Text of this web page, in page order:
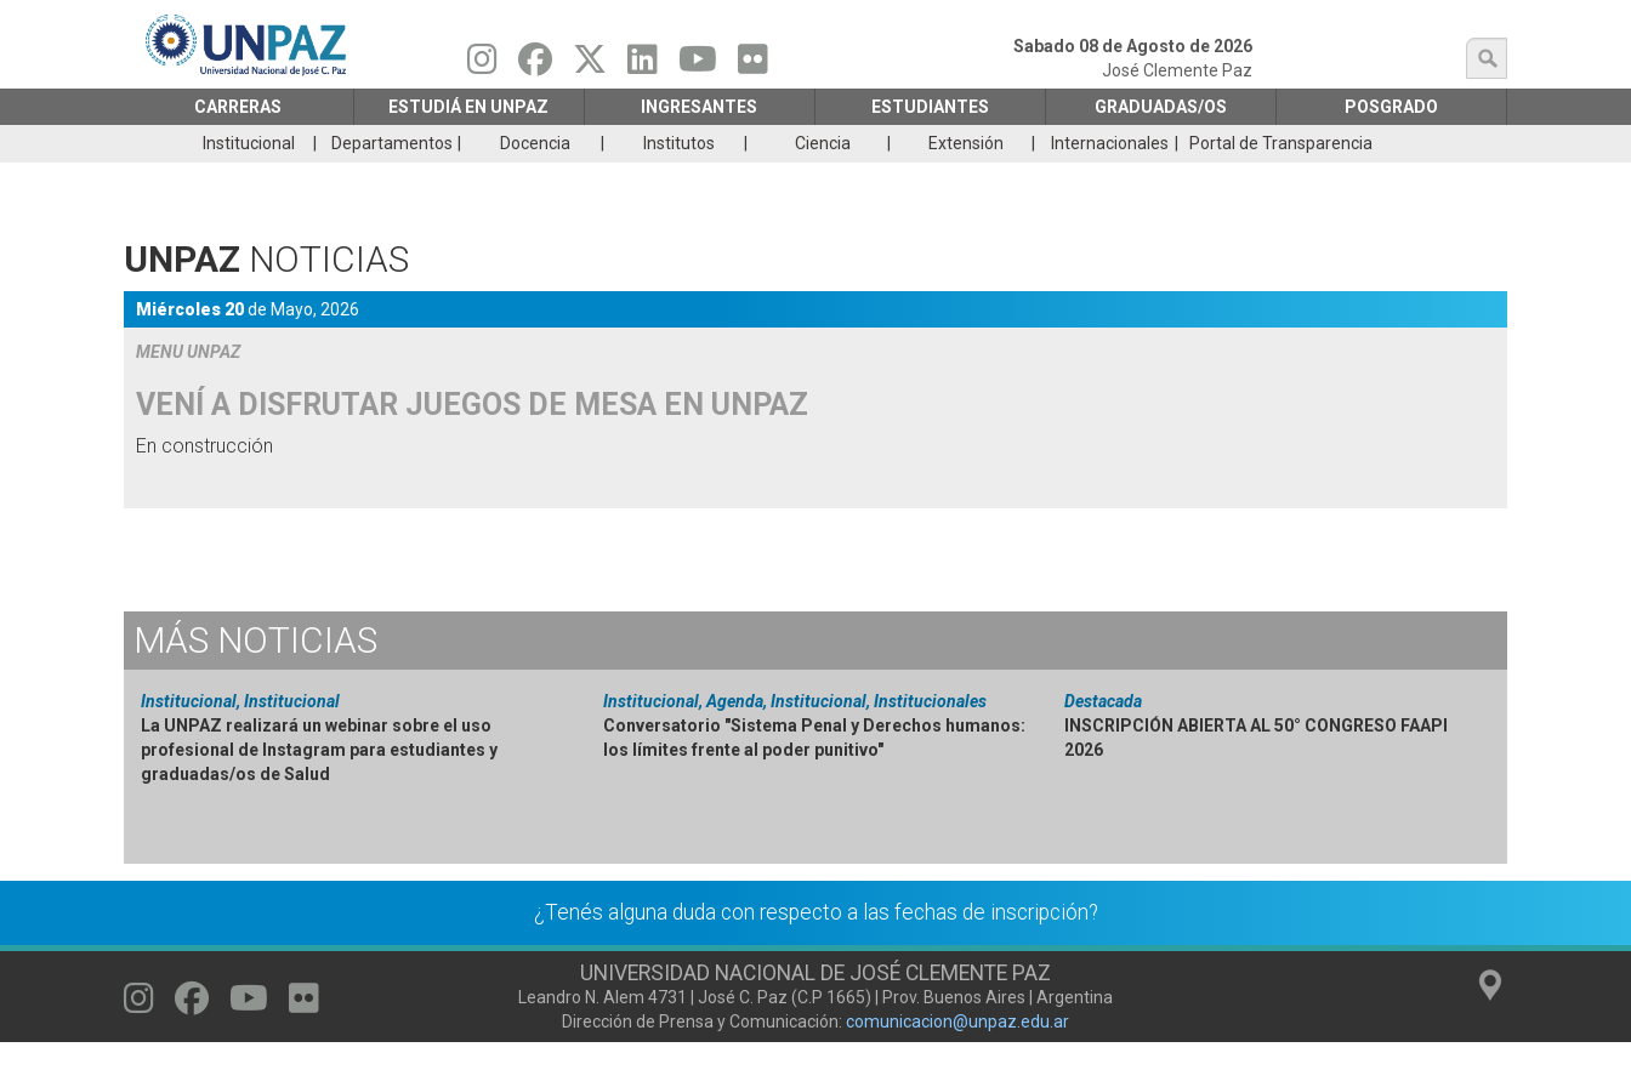
principal
búsqueda
Sabado 08 de Agosto de 2026
José Clemente Paz
CARRERAS
ESTUDIÁ EN UNPAZ INGRESANTES ESTUDIANTES GRADUADAS/OS
POSGRADO
Institucional
Departamentos Docencia Institutos Ciencia Extensión Internacionales Portal de Transparencia
UNPAZ NOTICIAS
Miércoles 20de Mayo, 2026
MENU UNPAZ
VENÍ A DISFRUTAR JUEGOS DE MESA EN UNPAZ
En construcción
MÁS NOTICIAS
Institucional, Institucional
La UNPAZ realizará un webinar sobre el uso
profesional de Instagram para estudiantes y
graduadas/os de Salud
Institucional, Agenda, Institucional, Institucionales
Conversatorio "Sistema Penal y Derechos humanos:
los límites frente al poder punitivo"
Destacada
INSCRIPCIÓN ABIERTA AL 50° CONGRESO FAAPI
2026
¿Tenés alguna duda con respecto a las fechas de inscripción?
UNIVERSIDAD NACIONAL DE JOSÉ CLEMENTE PAZ
Leandro N. Alem 4731 | José C. Paz (C.P 1665) | Prov. Buenos Aires | Argentina
Dirección de Prensa y Comunicación: comunicacion@unpaz.edu.ar